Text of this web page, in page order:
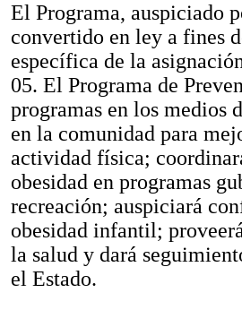
El Programa, auspiciado
convertido en ley a fines
específica de la
05. El Programa de
programas en los medios
en la comunidad para
actividad física;
obesidad en programas
recreación; auspiciará
obesidad infantil;
la salud y dará
el Estado.